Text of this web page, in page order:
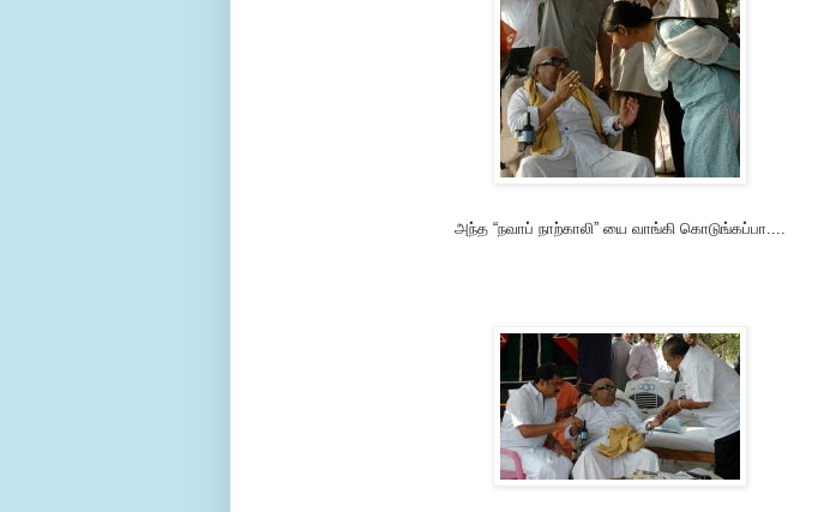
அந்த “நவாப் நாற்காலி” யை வாங்கி கொடுங்கப்பா....